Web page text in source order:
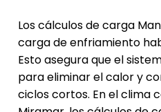
Los cálculos de carga
carga de enfriamiento
Esto asegura que el
para eliminar el calor y
ciclos cortos. En el clima